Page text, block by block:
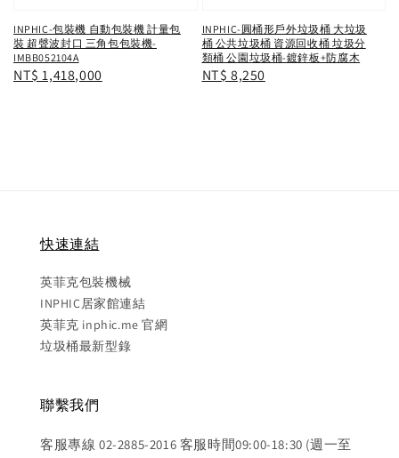
INPHIC-包裝機 自動包裝機 計量包
裝 超聲波封口 三角包包裝機-
IMBB052104A
Regular
NT$ 1,418,000
INPHIC-圓桶形戶外垃圾桶 大垃圾
桶 公共垃圾桶 資源回收桶 垃圾分
類桶 公園垃圾桶-鍍鋅板+防腐木
Regular
NT$ 8,250
快速連結
英菲克包裝機械
INPHIC居家館連結
英菲克 inphic.me 官網
垃圾桶最新型錄
聯繫我們
客服專線 02-2885-2016 客服時間09:00-18:30 (週一至